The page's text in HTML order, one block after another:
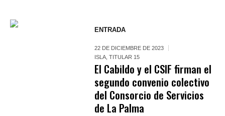
ENTRADA
22 DE DICIEMBRE DE 2023
ISLA ,TITULAR 15
El Cabildo y el CSIF firman el
segundo convenio colectivo
del Consorcio de Servicios
de La Palma